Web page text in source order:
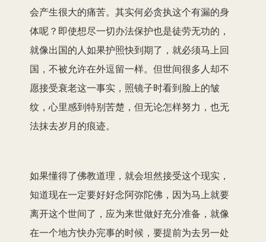
会产生很大的痛苦。其实何必贪执这个有漏的身
体呢？即使想尽一切办法保护也是徒劳无功的，
就像出国的人如果护照快到期了，就必须马上回
国，不被允许在外逗留一样。但世间很多人却不
愿接受衰老这一事实，照镜子时看到脸上的皱
纹，心里感到特别苦楚，但无论怎样努力，也无
法抹去岁月的痕迹。
如果懂得了佛教道理，就会坦然接受这个现实，
知道现在一定要好好念阿弥陀佛，因为马上就要
离开这个世间了，应为来世做好充分准备，就像
在一个地方快办完事的时候，要提前为去另一处